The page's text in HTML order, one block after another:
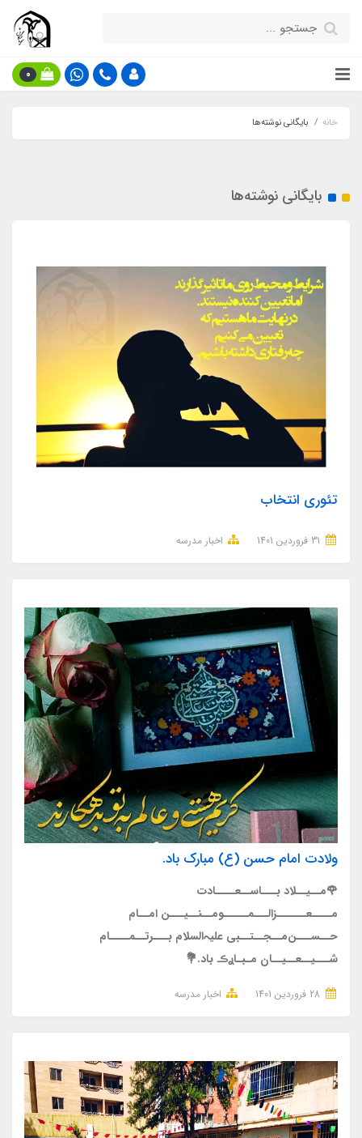
0
خانه بایگانی نوشته‌ها
بایگانی نوشته‌ها
تئوری انتخاب
اخبار مدرسه
ولادت امام حسن (ع) مبارک باد.
🌹مــیــلاد بـــاســعــــادت
مــــعــــــزالـــمـــــومــنــیـــن امــام
حــســـن‌مــجــتــبی علیہ‌السلام بـــرتــمــــام
شـــیــعــیــان مـبـاࢪڪ باد.💐
اخبار مدرسه